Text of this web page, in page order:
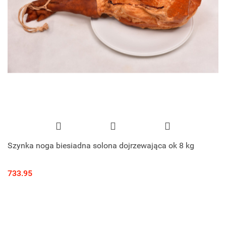
Szynka noga biesiadna solona dojrzewająca ok 8 kg
733.95